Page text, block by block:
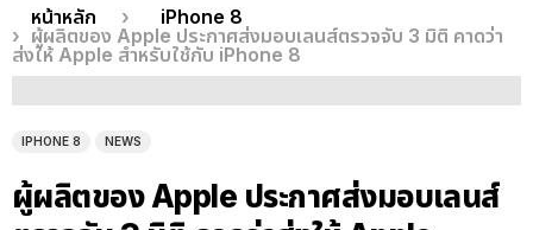
เรื่อง
ล่าสุด
คุณอยู่ที่นี่:
หน้าหลัก
iPhone 8
ผู้ผลิตของ Apple ประกาศส่งมอบเลนส์ตรวจจับ 3 มิติ คาดว่า
ส่งให้ Apple สำหรับใช้กับ iPhone 8
IPHONE 8 NEWS
ผู้ผลิตของ Apple ประกาศส่งมอบเลนส์